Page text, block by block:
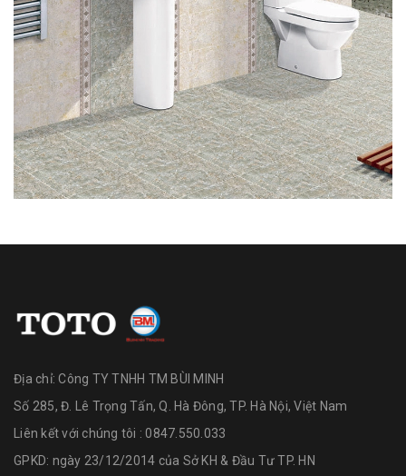
Địa chỉ:Công TY TNHH TM BÙI MINH
Số 285, Đ. Lê Trọng Tấn, Q. Hà Đông, TP. Hà Nội, Việt Nam
Liên kết với chúng tôi : 0847.550.033
GPKD: ngày 23/12/2014 của Sở KH & Đầu Tư TP. HN